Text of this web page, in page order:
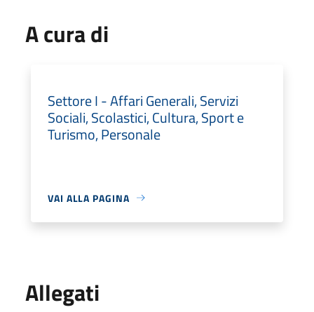
A cura di
Settore I - Affari Generali, Servizi
Sociali, Scolastici, Cultura, Sport e
Turismo, Personale
VAI ALLA PAGINA
Allegati